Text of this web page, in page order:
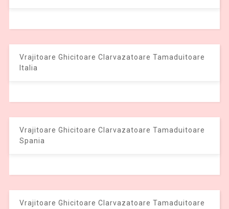
Vrajitoare Ghicitoare Clarvazatoare Tamaduitoare
Italia
Vrajitoare Ghicitoare Clarvazatoare Tamaduitoare
Spania
Vrajitoare Ghicitoare Clarvazatoare Tamaduitoare